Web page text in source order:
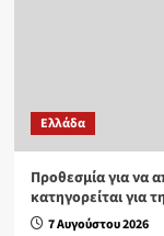
Ελλάδα
Προθεσμία για να
κατηγορείται για
7 Αυγούστου 2026